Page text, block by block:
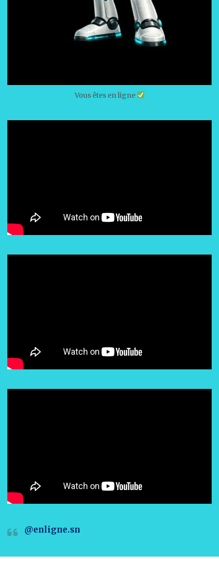
Vous êtes en ligne
@enligne.sn